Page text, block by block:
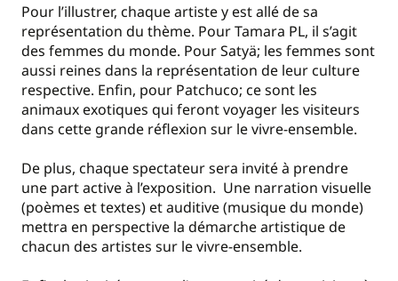
Pour l’illustrer, chaque artiste y est allé de sa
représentation du thème. Pour Tamara PL, il s’agit
des femmes du monde. Pour Satyä; les femmes sont
aussi reines dans la représentation de leur culture
respective. Enfin, pour Patchuco; ce sont les
animaux exotiques qui feront voyager les visiteurs
dans cette grande réflexion sur le vivre-ensemble.
De plus, chaque spectateur sera invité à prendre
une part active à l’exposition. Une narration visuelle
(poèmes et textes) et auditive (musique du monde)
mettra en perspective la démarche artistique de
chacun des artistes sur le vivre-ensemble.